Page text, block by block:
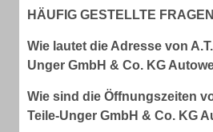
HÄUFIG GESTELLTE FRAGEN
Wie lautet die Adresse von
Unger GmbH & Co. KG
Wie sind die Öffnungszeiten
Teile-Unger GmbH & Co. KG